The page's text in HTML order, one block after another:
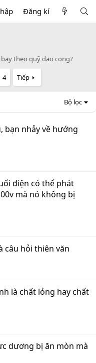
Đăng kí
theo quỹ đạo cong?
4 Tiếp
Bộ lọc
bạn nhảy về hướng
điện có thể phát
mà nó không bị
câu hỏi thiên văn
là chất lỏng hay chất
dương bị ăn mòn mà